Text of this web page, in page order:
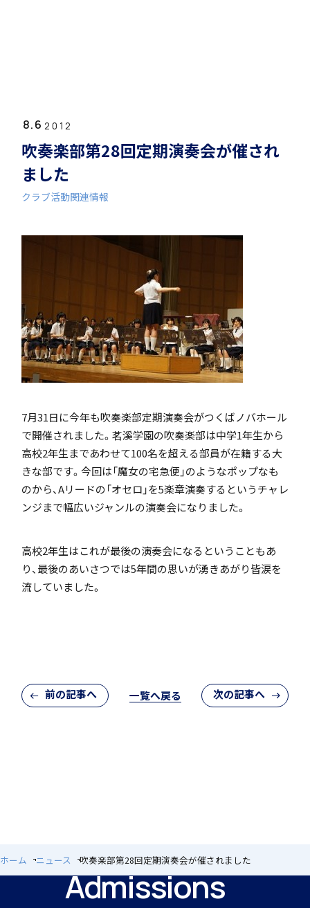
8.6 2012
吹奏楽部第28回定期演奏会が催され
ました
クラブ活動関連情報
7月31日に今年も吹奏楽部定期演奏会がつくばノバホール
で開催されました。茗溪学園の吹奏楽部は中学1年生から
高校2年生まであわせて100名を超える部員が在籍する大
きな部です。今回は「魔女の宅急便」のようなポップなも
のから、Aリードの「オセロ」を5楽章演奏するというチャレ
ンジまで幅広いジャンルの演奏会になりました。
高校2年生はこれが最後の演奏会になるということもあ
り、最後のあいさつでは5年間の思いが湧きあがり皆涙を
流していました。
前の記事へ 一覧へ戻る 次の記事へ
ホーム ニュース 吹奏楽部第28回定期演奏会が催されました
Admissions
学校長挨拶
「SDGs」の取り組みについて
いじめ防止基本方針
特色
茗溪ジェネラルクラス（MG）
スーパーサイエンスハイスクール(SSH)